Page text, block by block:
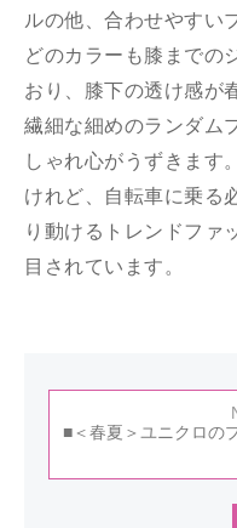
ルの他、合わせやすい
どのカラーも膝までの
おり、膝下の透け感が
繊細な細めのランダム
しゃれ心がうずきます
けれど、自転車に乗る
り動けるトレンドファ
目されています。
■＜春夏＞ユニクロの